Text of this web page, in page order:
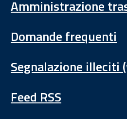
Amministrazione
Domande frequenti
Segnalazione illeciti
Feed RSS